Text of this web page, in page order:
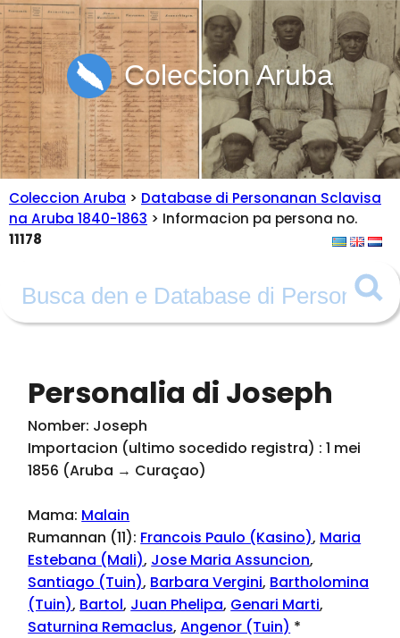
Coleccion Aruba
Coleccion Aruba > Database di Personanan Sclavisa
na Aruba 1840-1863 > Informacion pa persona no.
11178
Personalia di Joseph
Nomber: Joseph
Importacion (ultimo socedido registra) : 1 mei
1856 (Aruba → Curaçao)
Mama: Malain
Rumannan (11): Francois Paulo (Kasino), Maria
Estebana (Mali), Jose Maria Assuncion,
Santiago (Tuin), Barbara Vergini, Bartholomina
(Tuin), Bartol, Juan Phelipa, Genari Marti,
Saturnina Remaclus,Angenor (Tuin) *